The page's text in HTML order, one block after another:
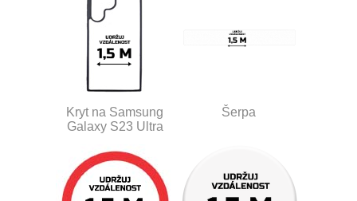
Kryt na Samsung
Galaxy S23 Ultra
Šerpa